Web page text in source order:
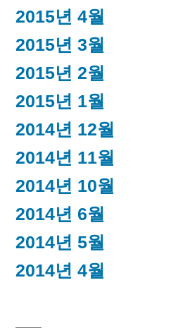
2015년 4월
2015년 3월
2015년 2월
2015년 1월
2014년 12월
2014년 11월
2014년 10월
2014년 6월
2014년 5월
2014년 4월